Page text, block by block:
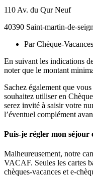
110 Av. du Qur Neuf
40390 Saint-martin-de-
Par Chèque-
En suivant les indications
noter que le montant
Sachez également que
souhaitez utiliser en
serez invité à saisir votre
l’éventuel complément
Puis-je régler mon séjour
Malheureusement, notre
VACAF. Seules les cartes
chèques-vacances et e-